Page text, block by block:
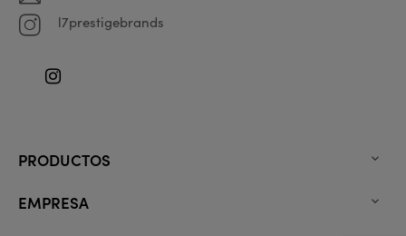
l7prestigebrands
Instagram
PRODUCTOS 
EMPRESA 